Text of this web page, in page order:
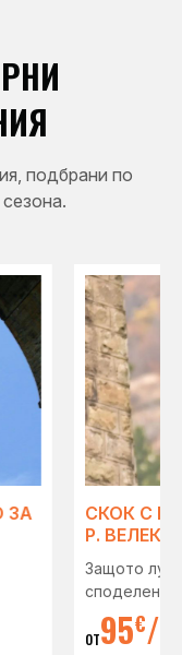
подбрани по
ЗА
СКОК С
Р.
Защото
споделена!
от95€/